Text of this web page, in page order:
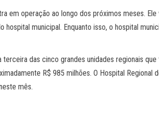
em operação ao longo dos próximos meses.
municipal. Enquanto isso, o hospital
das cinco grandes unidades regionais
R$ 985 milhões. O Hospital
mês.